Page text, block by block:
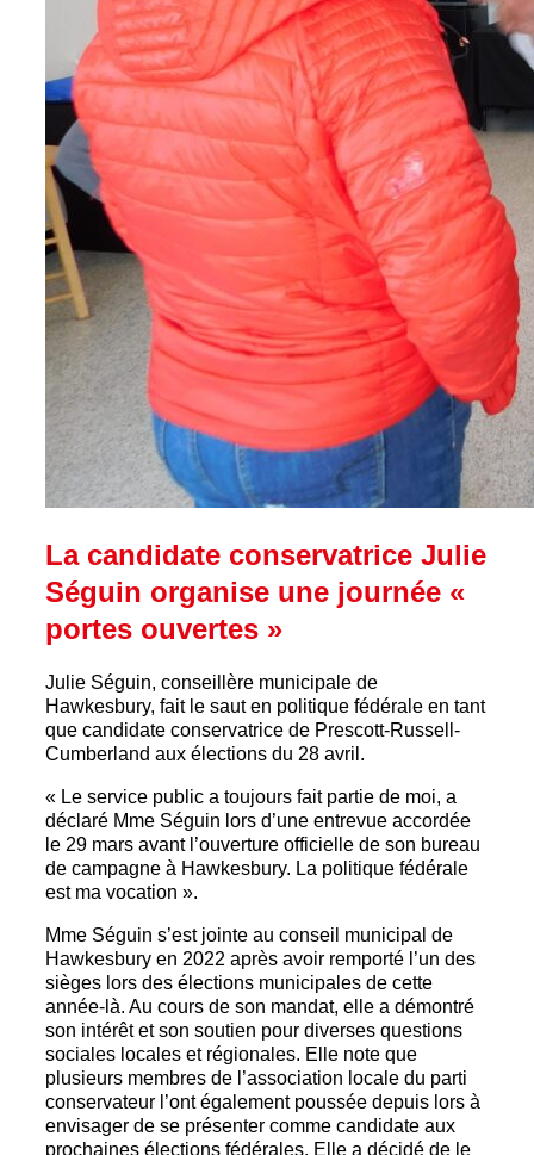
La candidate conservatrice Julie
Séguin organise une journée «
portes ouvertes »
Julie Séguin, conseillère municipale de
Hawkesbury, fait le saut en politique fédérale en tant
que candidate conservatrice de Prescott-Russell-
Cumberland aux élections du 28 avril.
« Le service public a toujours fait partie de moi, a
déclaré Mme Séguin lors d’une entrevue accordée
le 29 mars avant l’ouverture officielle de son bureau
de campagne à Hawkesbury. La politique fédérale
est ma vocation ».
Mme Séguin s’est jointe au conseil municipal de
Hawkesbury en 2022 après avoir remporté l’un des
sièges lors des élections municipales de cette
année-là. Au cours de son mandat, elle a démontré
son intérêt et son soutien pour diverses questions
sociales locales et régionales. Elle note que
plusieurs membres de l’association locale du parti
conservateur l’ont également poussée depuis lors à
envisager de se présenter comme candidate aux
prochaines élections fédérales. Elle a décidé de le